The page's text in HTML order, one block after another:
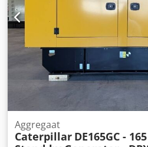
Aggregaat
Caterpillar DE165GC -